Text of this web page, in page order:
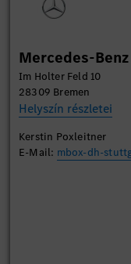
Mercedes-Benz
Im Holter Feld 10
28309 Bremen
Helyszín részletei
Kerstin Poxleitner
E-Mail: mbox-dh-